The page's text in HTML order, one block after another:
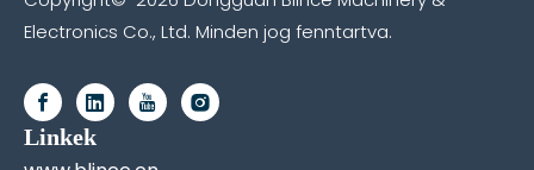
Electronics Co., Ltd. Minden jog fenntartva.
Linkek